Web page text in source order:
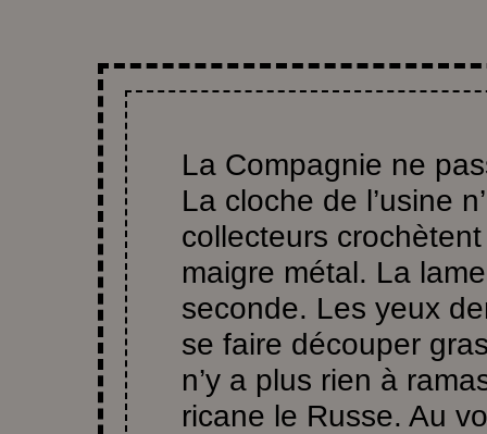
La Compagnie ne
La cloche de l’usine
collecteurs
maigre métal. La
seconde. Les yeux
se faire découper
n’y a plus rien à
ricane le Russe. Au